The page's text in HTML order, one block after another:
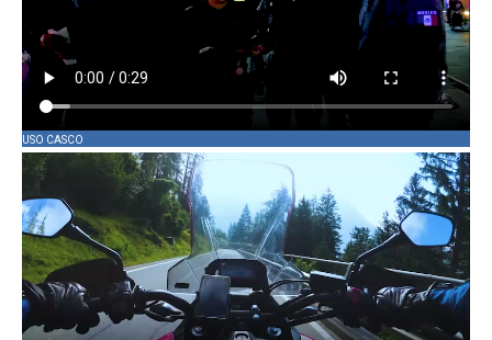
USO CASCO